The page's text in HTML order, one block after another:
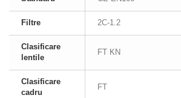
Filtre 2C-1.2
Clasificare
lentile
FT KN
Clasificare
cadru
FT